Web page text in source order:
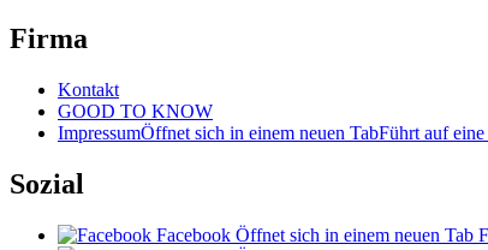
Firma
Kontakt
GOOD TO KNOW
ImpressumÖffnet sich in einem neuen TabFührt auf
Sozial
Facebook Öffnet sich in einem neuen Tab